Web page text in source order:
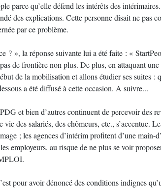
parce qu’elle défend les intérêts des
des explications. Cette personne disait ne pas
par ce problème.
? », la réponse suivante lui a été faite : «
de frontière non plus. De plus, en attaquant
de la mobilisation et allons étudier ses suites :
a été diffusé à cette occasion. A suivre...
et bien d’autres continuent de percevoir des
des salariés, des chômeurs, etc., s’accentue.
; les agences d’intérim profitent d’une main-
employeurs, au risque de ne plus se voir
pour avoir dénoncé des conditions indignes